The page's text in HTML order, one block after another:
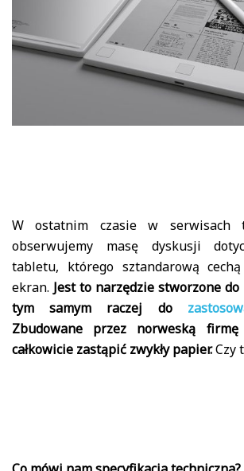
W ostatnim czasie w serwisach
obserwujemy masę dyskusji
tabletu, którego sztandarową
ekran. Jest to narzędzie stworzone
tym samym raczej do
Zbudowane przez norweską
całkowicie zastąpić zwykły papier.Czy